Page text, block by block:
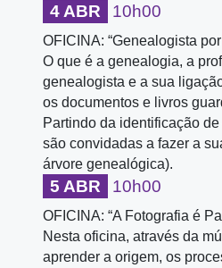
4 ABR 10h00
OFICINA: “Genealogista
O que é a genealogia, a
genealogista e a sua
os documentos e livros
Partindo da identificação
são convidadas a fazer a
árvore genealógica).
5 ABR 10h00
OFICINA: “A Fotografia é
Nesta oficina, através da
aprender a origem, os